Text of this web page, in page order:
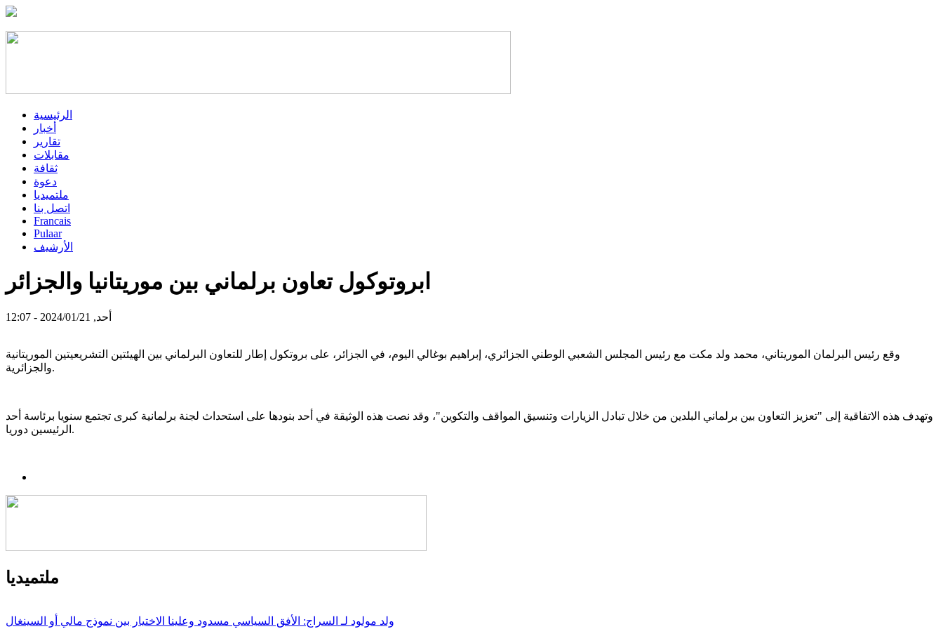
الرئيسية
أخبار
تقارير
مقابلات
ثقافة
دعوة
ملتميديا
اتصل بنا
Francais
Pulaar
الأرشيف
ابروتوكول تعاون برلماني بين موريتانيا والجزائر
أحد, 2024/01/21 - 12:07
وقع رئيس البرلمان الموريتاني، محمد ولد مكت مع رئيس المجلس الشعبي الوطني الجزائري، إبراهيم بوغالي اليوم، في الجزائر، على بروتكول إطار للتعاون البرلماني بين الهيئتين التشريعيتين الموريتانية
والجزائرية.
وتهدف هذه الاتفاقية إلى "تعزيز التعاون بين برلماني البلدين من خلال تبادل الزيارات وتنسيق المواقف والتكوين"، وقد نصت هذه الوثيقة في أحد بنودها على استحداث لجنة برلمانية كبرى تجتمع سنويا برئاسة أحد
الرئيسين دوريا.
ملتميديا
ولد مولود لـ السراج: الأفق السياسي مسدود وعلينا الاختيار بين نموذج مالي أو السينغال